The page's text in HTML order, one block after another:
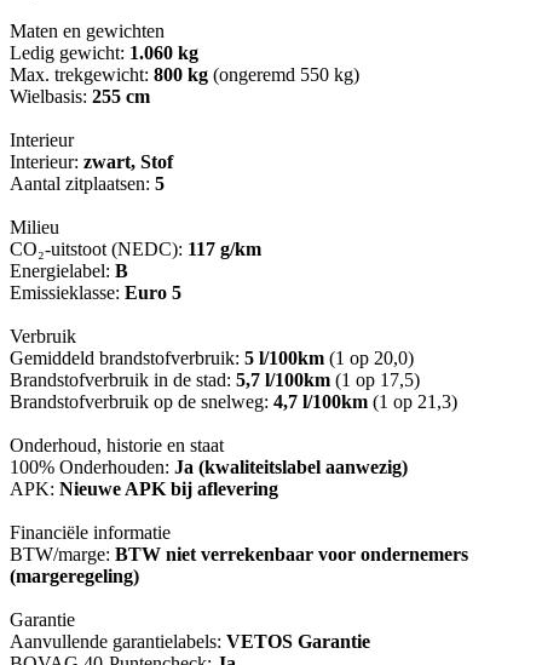
Maten en gewichten
Ledig gewicht: 1.060 kg
Max. trekgewicht: 800 kg (ongeremd 550 kg)
Wielbasis: 255 cm
Interieur
Interieur: zwart, Stof
Aantal zitplaatsen: 5
Milieu
CO₂-uitstoot (NEDC): 117 g/km
Energielabel: B
Emissieklasse: Euro 5
Verbruik
Gemiddeld brandstofverbruik: 5 l/100km (1 op 20,0)
Brandstofverbruik in de stad: 5,7 l/100km (1 op 17,5)
Brandstofverbruik op de snelweg: 4,7 l/100km (1 op 21,3)
Onderhoud, historie en staat
100% Onderhouden: Ja (kwaliteitslabel aanwezig)
APK: Nieuwe APK bij aflevering
Financiële informatie
BTW/marge: BTW niet verrekenbaar voor ondernemers
(margeregeling)
Garantie
Aanvullende garantielabels: VETOS Garantie